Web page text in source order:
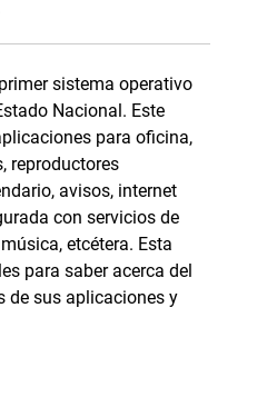
sistema operativo
Nacional. Este
para oficina,
reproductores
avisos, internet
con servicios de
etcétera. Esta
para saber acerca del
de sus aplicaciones y